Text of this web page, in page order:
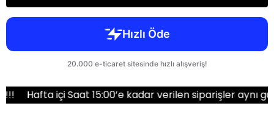
içi Saat 15:00’e kadar verilen siparişler aynı gün